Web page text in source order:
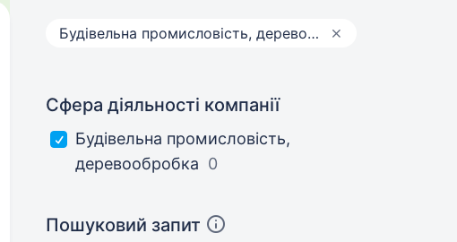
Будівельна промисловість, деревообробка
Сфера діяльності компанії
Будівельна промисловість,
деревообробка 0
Пошуковий запит